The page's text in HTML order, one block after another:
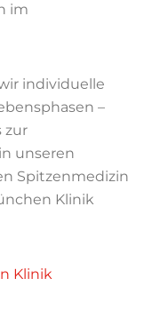
im
individuelle
–
zur
unseren
Spitzenmedizin
Klinik
Klinik